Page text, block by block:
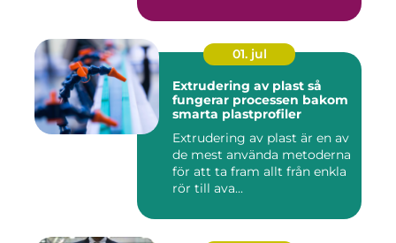
01. jul
Extrudering av plast så
fungerar processen bakom
smarta plastprofiler
Extrudering av plast är en av
de mest använda metoderna
för att ta fram allt från enkla
rör till ava...